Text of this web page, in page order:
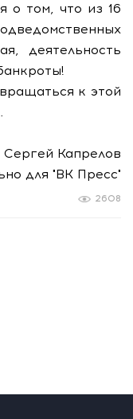
о том, что из 16
деятельность
к этой
Сергей Капрелов
для "ВК Пресс"
2608